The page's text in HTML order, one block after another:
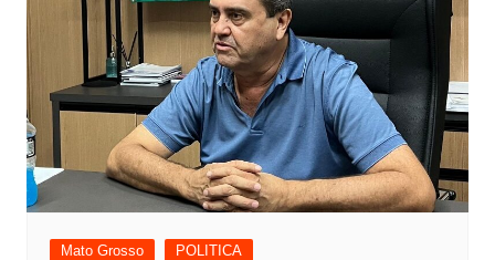
Mato Grosso POLITICA